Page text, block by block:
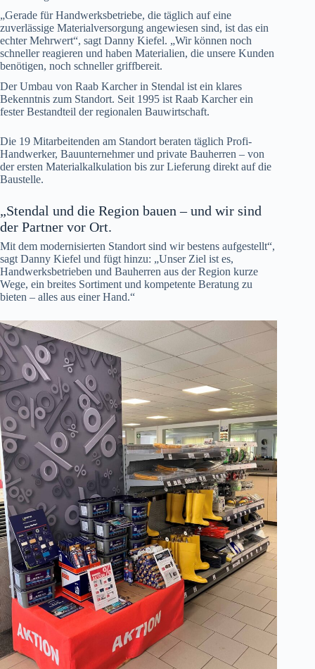
„Gerade für Handwerksbetriebe, die täglich auf eine
zuverlässige Materialversorgung angewiesen sind, ist das ein
echter Mehrwert“, sagt Danny Kiefel. „Wir können noch
schneller reagieren und haben Materialien, die unsere Kunden
benötigen, noch schneller griffbereit.
Der Umbau von Raab Karcher in Stendal ist ein klares
Bekenntnis zum Standort. Seit 1995 ist Raab Karcher ein
fester Bestandteil der regionalen Bauwirtschaft.
Die 19 Mitarbeitenden am Standort beraten täglich Profi-
Handwerker, Bauunternehmer und private Bauherren – von
der ersten Materialkalkulation bis zur Lieferung direkt auf die
Baustelle.
„Stendal und die Region bauen – und wir sind
der Partner vor Ort.
Mit dem modernisierten Standort sind wir bestens aufgestellt“,
sagt Danny Kiefel und fügt hinzu: „Unser Ziel ist es,
Handwerksbetrieben und Bauherren aus der Region kurze
Wege, ein breites Sortiment und kompetente Beratung zu
bieten – alles aus einer Hand.“